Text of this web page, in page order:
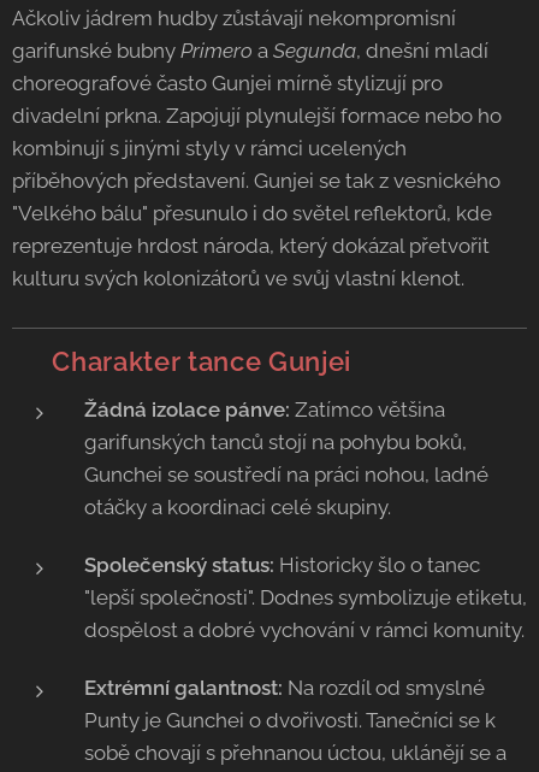
Ačkoliv jádrem hudby zůstávají nekompromisní
garifunské bubny Primero a Segunda, dnešní mladí
choreografové často Gunjei mírně stylizují pro
divadelní prkna. Zapojují plynulejší formace nebo ho
kombinují s jinými styly v rámci ucelených
příběhových představení. Gunjei se tak z vesnického
"Velkého bálu" přesunulo i do světel reflektorů, kde
reprezentuje hrdost národa, který dokázal přetvořit
kulturu svých kolonizátorů ve svůj vlastní klenot.
💃 Charakter tance Gunjei
Žádná izolace pánve: Zatímco většina
garifunských tanců stojí na pohybu boků,
Gunchei se soustředí na práci nohou, ladné
otáčky a koordinaci celé skupiny.
Společenský status: Historicky šlo o tanec
"lepší společnosti". Dodnes symbolizuje etiketu,
dospělost a dobré vychování v rámci komunity.
Extrémní galantnost: Na rozdíl od smyslné
Punty je Gunchei o dvořivosti. Tanečníci se k
sobě chovají s přehnanou úctou, uklánějí se a